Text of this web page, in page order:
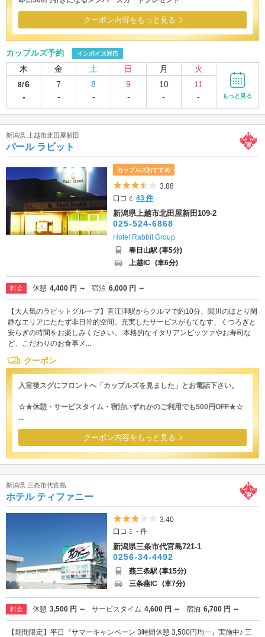
クーポン内容をもっと見る
カップルズ予約 インボイス対応
木 金 土 日 月 火
8/6
-
7
-
8
-
9
-
10
-
11
-
もっと見る
新潟県 上越市北田屋新田
パール ラビット
カップルズおすすめ
5つ星のうち3.5
3.88
口コミ43 件
新潟県上越市北田屋新田109-2
025-524-6868
Hotel Rabbit Group
春日山駅 (車5分)
上越IC (車6分)
料金 休憩 4,400 円 ～ 宿泊 6,000 円 ～
【大人気のラビットグループ】直江津駅からクルマで約10分、関川のほとり閑
静なエリアにたたず非日常的空間。充実したサービスがもてなす、くつろぎと
安らぎの時間をお楽しみください。 本格的なイタリアンピッツァやお寿司な
ど、こだわりのお食事メ...
クーポン
入室後スグにフロントへ「カップルズを見ました」とお電話下さい。
☆★休憩・サービスタイム・宿泊いずれかのご利用でも500円OFF★☆
...
クーポン内容をもっと見る
新潟県 三条市代官島
ホテル ティファニー
5つ星のうち3
3.40
口コミ - 件
新潟県三条市代官島721-1
0256-34-4492
燕三条駅 (車15分)
三条燕IC (車7分)
料金 休憩 3,500 円 ～ サービスタイム 4,600 円 ～ 宿泊 6,700 円 ～
【期間限定】平日『サマーキャンペーン 3時間休憩 3,500円均一』実施中♪ 三